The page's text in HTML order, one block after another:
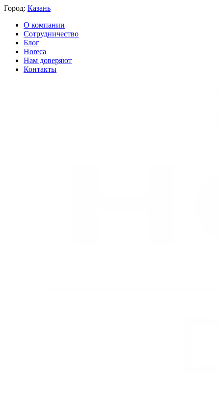
Город: Казань
О компании
Сотрудничество
Блог
Horeca
Нам доверяют
Контакты